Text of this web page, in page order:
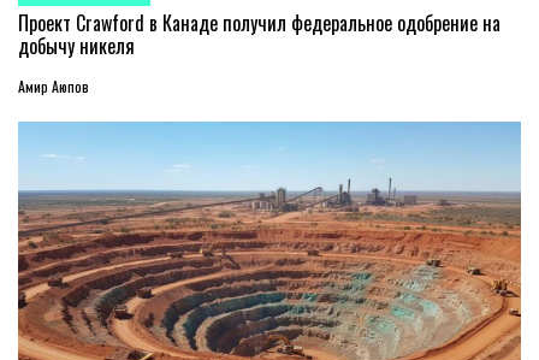
ВПроект Crawford в Канаде получил федеральное одобрение на
добычу никеля
Амир Аюпов